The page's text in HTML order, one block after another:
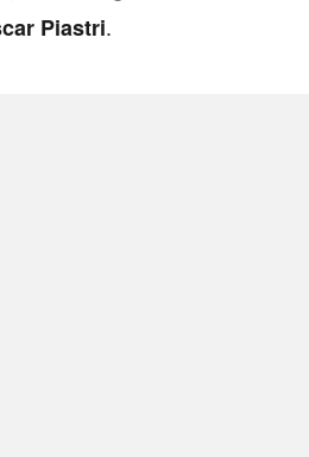
Piastri.